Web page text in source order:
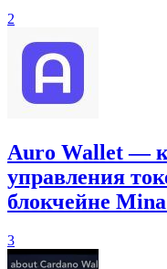
2
Auro Wallet —
управления
блокчейне
3